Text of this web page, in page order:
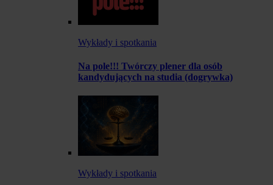
Wykłady i spotkania
Na pole!!! Twórczy plener dla osób
kandydujących na studia (dogrywka)
Wykłady i spotkania